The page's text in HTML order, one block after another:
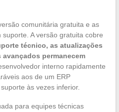
comunitária gratuita e as
A versão gratuita cobre
técnico, as atualizações
permanecem
interno rapidamente
aos de um ERP
às vezes inferior.
para equipes técnicas